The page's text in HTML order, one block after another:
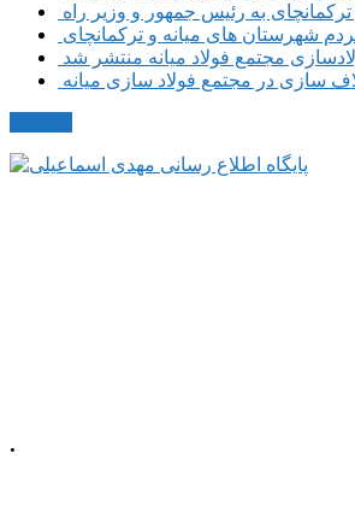
به رئیس جمهور و وزیر راه
شهرستان های میانه و ترکمانچای
سازی در مجتمع فولاد سازی میانه
.